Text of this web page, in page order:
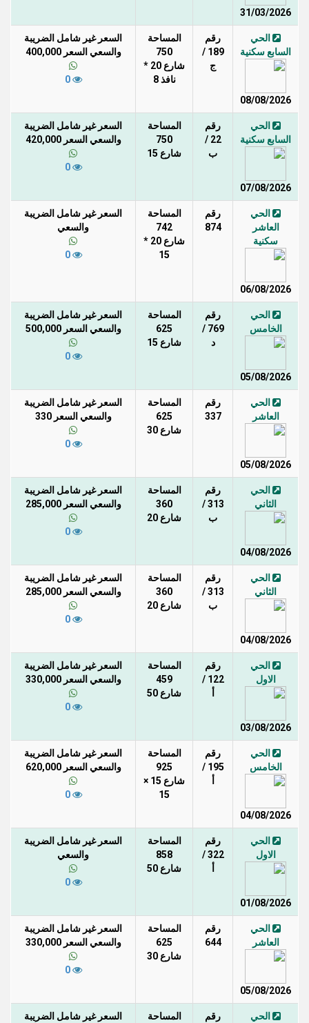
31/03/2026
الحي
السابع سكنية
08/08/2026
رقم
189 /
ج
المساحة
750
شارع 20 *
نافذ 8
السعر غير شامل الضريبة
والسعي السعر 400,000
0
الحي
السابع سكنية
07/08/2026
رقم
22 /
ب
المساحة
750
شارع 15
السعر غير شامل الضريبة
والسعي السعر 420,000
0
الحي
العاشر
سكنية
06/08/2026
رقم
874
المساحة
742
شارع 20 *
15
السعر غير شامل الضريبة
والسعي
0
الحي
الخامس
05/08/2026
رقم
769 /
د
المساحة
625
شارع 15
السعر غير شامل الضريبة
والسعي السعر 500,000
0
الحي
العاشر
05/08/2026
رقم
337
المساحة
625
شارع 30
السعر غير شامل الضريبة
والسعي السعر 330
0
الحي
الثاني
04/08/2026
رقم
313 /
ب
المساحة
360
شارع 20
السعر غير شامل الضريبة
والسعي السعر 285,000
0
الحي
الثاني
04/08/2026
رقم
313 /
ب
المساحة
360
شارع 20
السعر غير شامل الضريبة
والسعي السعر 285,000
0
الحي
الاول
03/08/2026
رقم
122 /
المساحة
459
شارع 50
السعر غير شامل الضريبة
والسعي السعر 330,000
0
الحي
الخامس
04/08/2026
رقم
195 /
المساحة
925
شارع 15 ×
15
السعر غير شامل الضريبة
والسعي السعر 620,000
0
الحي
الاول
01/08/2026
رقم
322 /
المساحة
858
شارع 50
السعر غير شامل الضريبة
والسعي
0
الحي
العاشر
05/08/2026
رقم
644
المساحة
625
شارع 30
السعر غير شامل الضريبة
والسعي السعر 330,000
0
الحي
رقم
المساحة
السعر غير شامل الضريبة